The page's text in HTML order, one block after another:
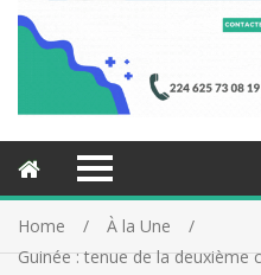
Home
À la Une
Guinée : tenue de la deuxième